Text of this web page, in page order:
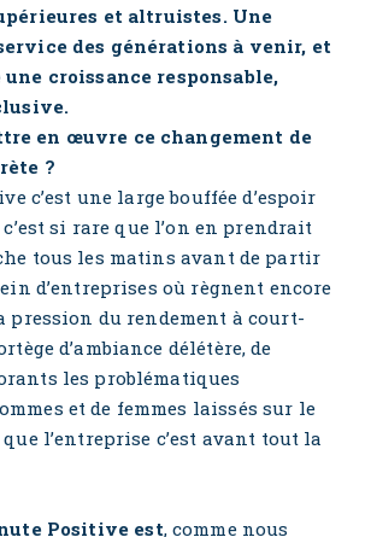
et altruistes. Une
des générations à venir, et
croissance responsable,
en œuvre ce changement de
?
c’est une large bouffée d’espoir
si rare que l’on en prendrait
tous les matins avant de partir
d’entreprises où règnent encore
pression du rendement à court-
d’ambiance délétère, de
les problématiques
et de femmes laissés sur le
l’entreprise c’est avant tout la
Positive est, comme nous